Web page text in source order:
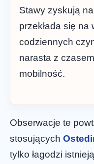
Stawy zyskują
przekłada się
codziennych
narasta z
mobilność.
Obserwacje te
stosujących
tylko łagodzi